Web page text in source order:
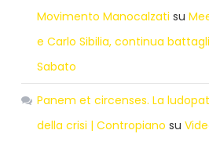
Movimento Manocalzati su
e Carlo Sibilia, continua
Sabato
Panem et circenses. La
della crisi | Contropiano su